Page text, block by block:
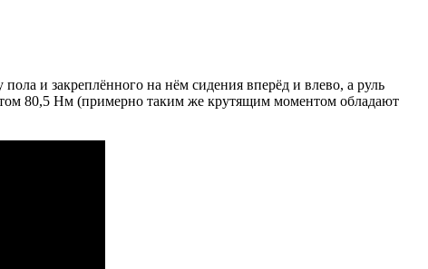
и закреплённого на нём сидения вперёд и влево, а руль
80,5 Нм (примерно таким же крутящим моментом обладают